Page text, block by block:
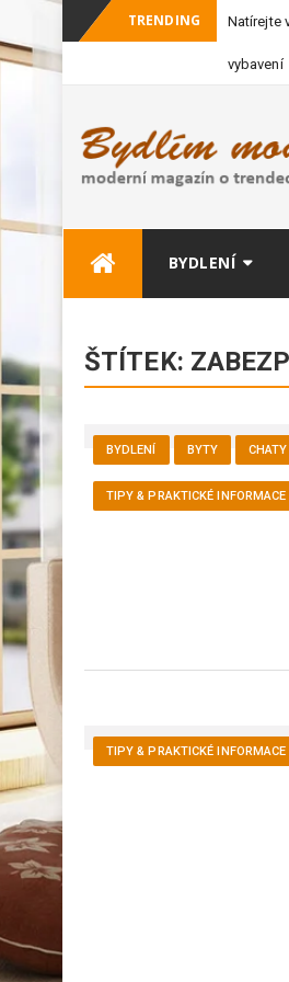
TRENDING Natírejte
vybavení
BYDLENÍ
ŠTÍTEK:
BYDLENÍ BYTY CHATY
TIPY & PRAKTICKÉ INFORMACE
TIPY & PRAKTICKÉ INFORMACE